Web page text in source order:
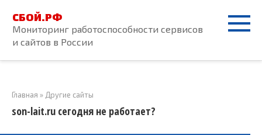
контенту
СБОЙ.РФ
Мониторинг работоспособности сервисов
и сайтов в России
Главная » Другие сайты
son-lait.ru сегодня не работает?